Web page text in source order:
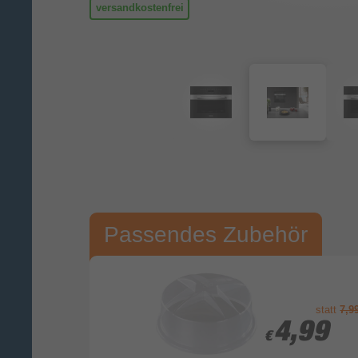
versandkostenfrei
Passendes Zubehör
statt
€ 4,99
€ 4,99